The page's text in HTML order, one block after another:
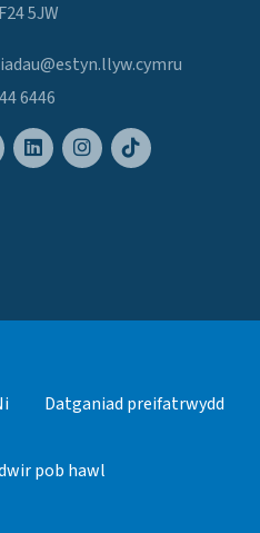
5JW
6446
Datganiad preifatrwydd
pob hawl